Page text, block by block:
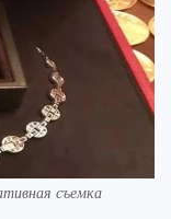
съемка